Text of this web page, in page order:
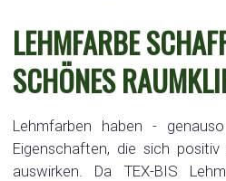
LEHMFARBE
SCHÖNES
Lehmfarben haben -
Eigenschaften, die sich
auswirken. Da TEX-BIS